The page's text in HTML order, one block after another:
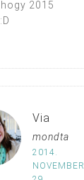
2015
Via
mondta
2014.
NOVEMBER